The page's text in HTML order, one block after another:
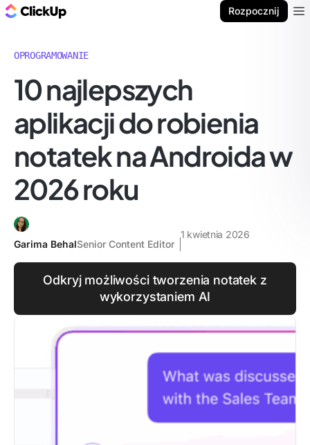
Rozpocznij
OPROGRAMOWANIE
10 najlepszych
aplikacji do robienia
notatek na Androida w
2026 roku
Garima BehalSenior Content Editor
1 kwietnia 2026
Odkryj możliwości tworzenia notatek z
wykorzystaniem AI